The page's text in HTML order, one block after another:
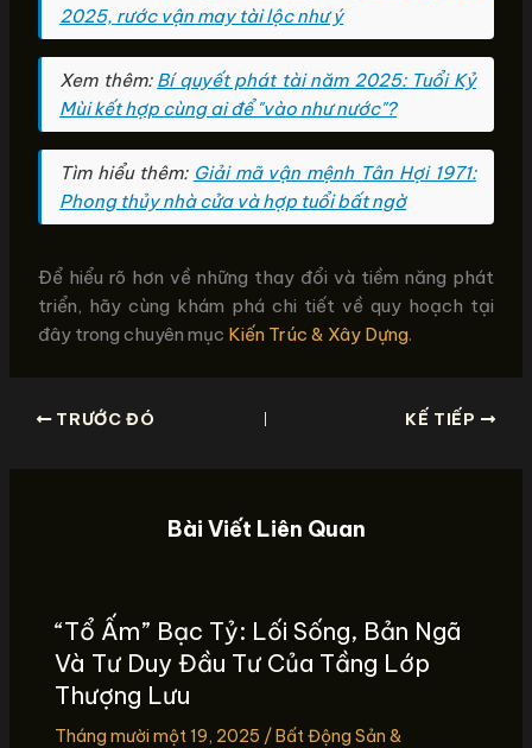
2025, rước vận may tài lộc như ý
Xem thêm: Bí quyết phát tài năm 2025: Tuổi Kỷ
Mùi kết hợp cùng ai để "vào như nước"?
Tìm hiểu thêm: Giải mã vận mệnh Tân Hợi 1971:
Phong thủy nhà cửa và hợp tuổi bất ngờ
Để hiểu rõ hơn về những thay đổi và tiềm năng phát
triển, hãy cùng khám phá chi tiết về quy hoạch tại
đây trong chuyên mục Kiến Trúc & Xây Dựng.
TRƯỚC ĐÓ KẾ TIẾP
Bài Viết Liên Quan
“Tổ Ấm” Bạc Tỷ: Lối Sống, Bản Ngã
Và Tư Duy Đầu Tư Của Tầng Lớp
Thượng Lưu
Tháng mười một 19, 2025 /Bất Động Sản &